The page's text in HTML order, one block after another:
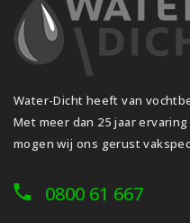
Water-Dicht heeft van
Met meer dan 25 jaar
mogen wij ons gerust
0800 61 667